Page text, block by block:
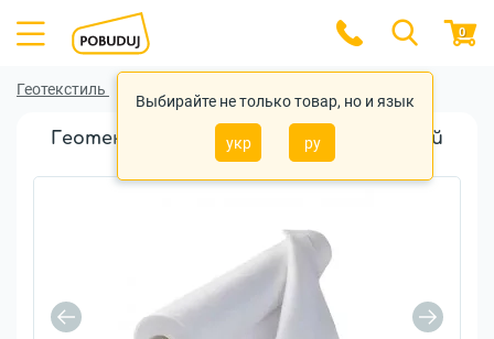
Выбирайте не только товар, но и язык
укр ру
0
Геотекстиль
Геотекстиль иглопробивной нетканый
Геопульс 100г/м.кв 3,0x50м